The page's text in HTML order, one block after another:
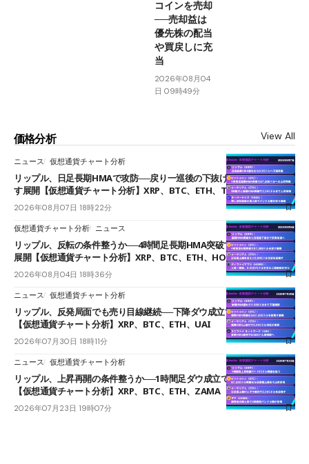
コインを売却
──売却益は
優先株の配当
や買戻しに充
当
2026年08月04
日 09時49分
価格分析 View All
ニュース 仮想通貨チャート分析
リップル、日足長期HMAで攻防──戻り一巡後の下抜けで0.95ドルを試
す展開【仮想通貨チャート分析】XRP、BTC、ETH、TAKE
2026年08月07日 18時22分
仮想通貨チャート分析 ニュース
リップル、反転の条件整うか──4時間足長期HMA突破で雲下端を目指す
展開【仮想通貨チャート分析】XRP、BTC、ETH、HOME
2026年08月04日 18時36分
ニュース 仮想通貨チャート分析
リップル、反発局面でも売り目線継続──下降ダウ成立で下値追う展開
【仮想通貨チャート分析】XRP、BTC、ETH、UAI
2026年07月30日 18時11分
ニュース 仮想通貨チャート分析
リップル、上昇再開の条件整うか──1時間足ダウ成立で1.185ドルを狙う
【仮想通貨チャート分析】XRP、BTC、ETH、ZAMA
2026年07月23日 19時07分